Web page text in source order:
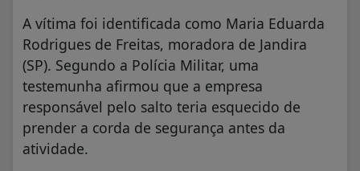
A vítima foi identificada como Maria Eduarda
Rodrigues de Freitas, moradora de Jandira
(SP). Segundo a Polícia Militar, uma
testemunha afirmou que a empresa
responsável pelo salto teria esquecido de
prender a corda de segurança antes da
atividade.